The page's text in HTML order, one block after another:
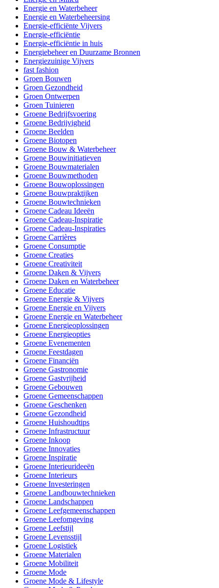
Energie en Waterbeheer
Energie en Waterbeheersing
Energie-efficiënte Vijvers
Energie-efficiëntie
Energie-efficiëntie in huis
Energiebeheer en Duurzame Bronnen
Energiezuinige Vijvers
fast fashion
Groen Bouwen
Groen Gezondheid
Groen Ontwerpen
Groen Tuinieren
Groene Bedrijfsvoering
Groene Bedrijvigheid
Groene Beelden
Groene Biotopen
Groene Bouw & Waterbeheer
Groene Bouwinitiatieven
Groene Bouwmaterialen
Groene Bouwmethoden
Groene Bouwoplossingen
Groene Bouwpraktijken
Groene Bouwtechnieken
Groene Cadeau Ideeën
Groene Cadeau-Inspiratie
Groene Cadeau-Inspiraties
Groene Carrières
Groene Consumptie
Groene Creaties
Groene Creativiteit
Groene Daken & Vijvers
Groene Daken en Waterbeheer
Groene Educatie
Groene Energie & Vijvers
Groene Energie en Vijvers
Groene Energie en Waterbeheer
Groene Energieoplossingen
Groene Energieopties
Groene Evenementen
Groene Feestdagen
Groene Financiën
Groene Gastronomie
Groene Gastvrijheid
Groene Gebouwen
Groene Gemeenschappen
Groene Geschenken
Groene Gezondheid
Groene Huishoudtips
Groene Infrastructuur
Groene Inkoop
Groene Innovaties
Groene Inspiratie
Groene Interieurideeën
Groene Interieurs
Groene Investeringen
Groene Landbouwtechnieken
Groene Landschappen
Groene Leefgemeenschappen
Groene Leefomgeving
Groene Leefstijl
Groene Levensstijl
Groene Logistiek
Groene Materialen
Groene Mobiliteit
Groene Mode
Groene Mode & Lifestyle